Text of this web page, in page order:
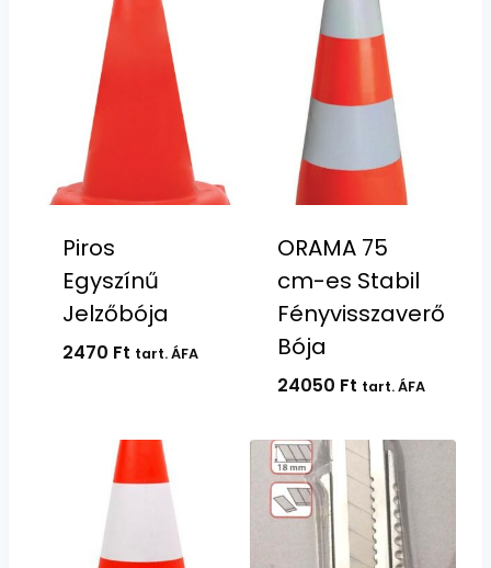
Piros
Egyszínű
Jelzőbója
2470 Ft tart. ÁFA
ORAMA 75
cm-es Stabil
Fényvisszaverő
Bója
24050 Ft tart. ÁFA